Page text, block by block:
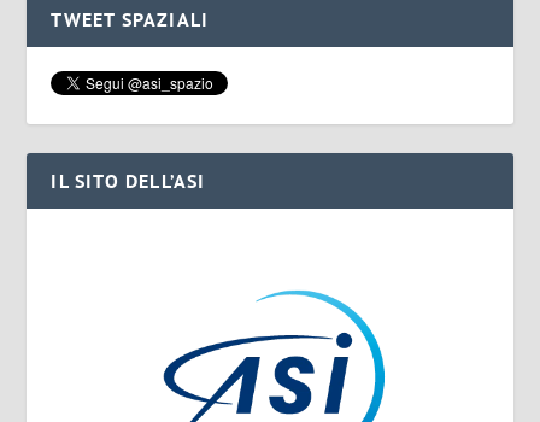
TWEET SPAZIALI
IL SITO DELL’ASI